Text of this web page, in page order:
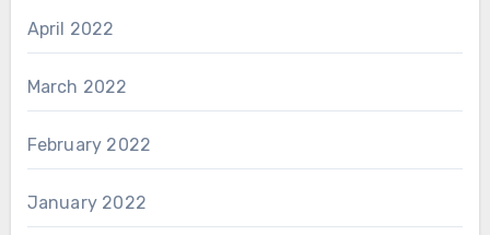
April 2022
March 2022
February 2022
January 2022